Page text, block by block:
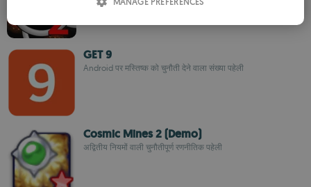
GET 9
Android पर मस्तिष्क को चुनौती देने वाला संख्या पहेली
Cosmic Mines 2 (Demo)
अद्वितीय नियमों वाली चुनौतीपूर्ण रणनीतिक पहेली